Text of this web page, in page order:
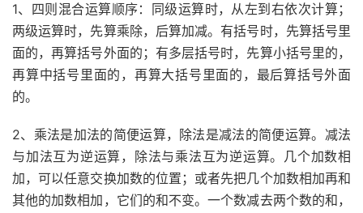
1、四则混合运算顺序：同级运算时，从左到右依次计算；
两级运算时，先算乘除，后算加减。有括号时，先算括号里
面的，再算括号外面的；有多层括号时，先算小括号里的，
再算中括号里面的，再算大括号里面的，最后算括号外面
的。
2、乘法是加法的简便运算，除法是减法的简便运算。减法
与加法互为逆运算，除法与乘法互为逆运算。几个加数相
加，可以任意交换加数的位置；或者先把几个加数相加再和
其他的加数相加，它们的和不变。一个数减去两个数的和，